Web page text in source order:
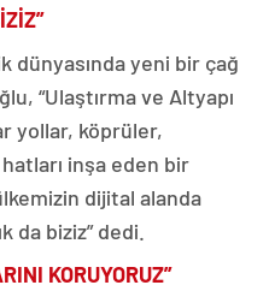
dünyasında yeni bir çağ
“Ulaştırma ve Altyapı
yollar, köprüler,
inşa eden bir
dijital alanda
da biziz” dedi.
KORUYORUZ”